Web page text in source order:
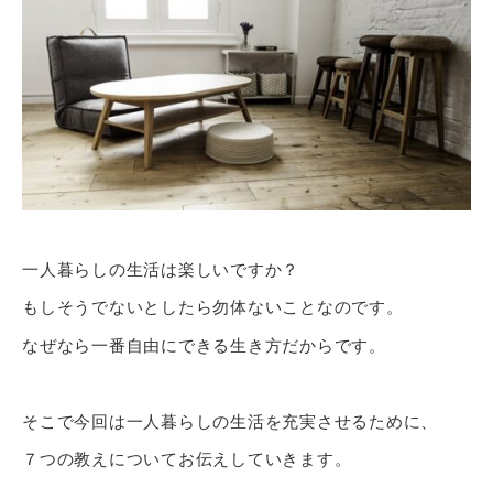
一人暮らしの生活は楽しいですか？
もしそうでないとしたら勿体ないことなのです。
なぜなら一番自由にできる生き方だからです。
そこで今回は一人暮らしの生活を充実させるために、
７つの教えについてお伝えしていきます。